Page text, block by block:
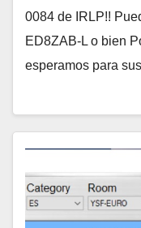
0084 de IRLP!!
ED8ZAB-L o bien
esperamos para